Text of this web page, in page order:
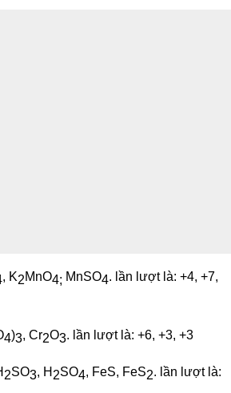
, K2MnO4; MnSO4. lần lượt là: +4, +7,
4)3, Cr2O3. lần lượt là: +6, +3, +3
2SO3, H 2SO4, FeS, FeS2. lần lượt là: